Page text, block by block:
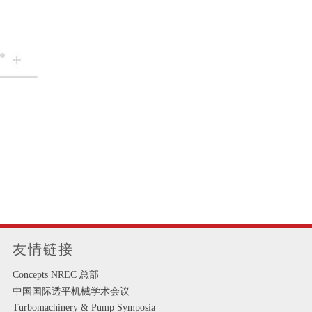
Concepts NREC 总部
中国国际透平机械学术会议
Turbomachinery & Pump Symposia
友情链接